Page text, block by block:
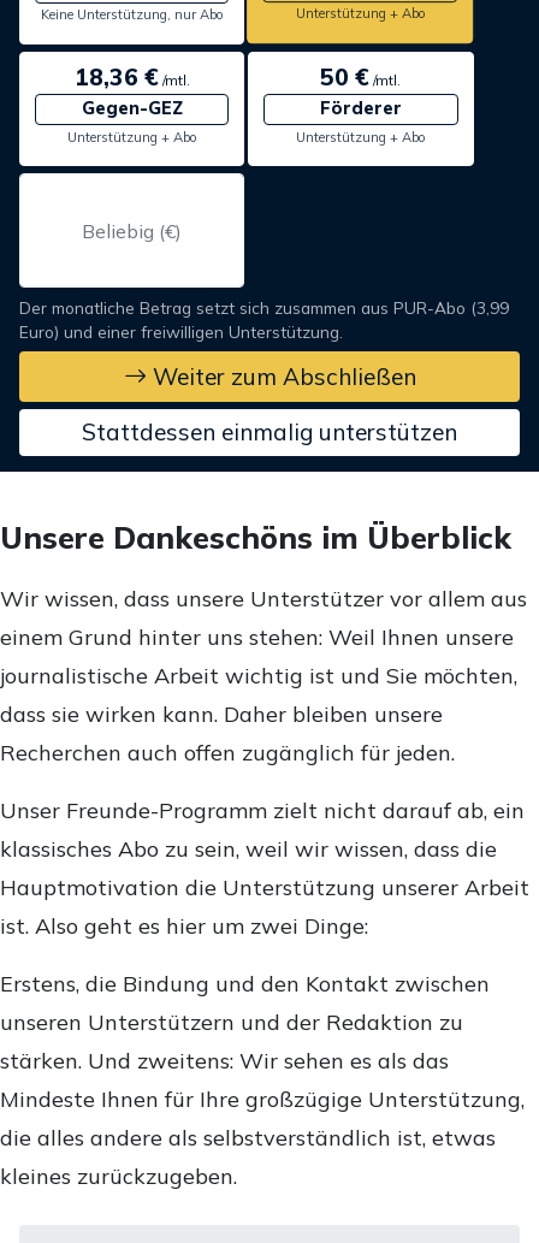
Keine Unterstützung, nur Abo Unterstützung + Abo
18,36 €/mtl.
Gegen-GEZ
Unterstützung + Abo
50 € /mtl.
Förderer
Unterstützung + Abo
Der monatliche Betrag setzt sich zusammen aus PUR-Abo (3,99
Euro) und einer freiwilligen Unterstützung.
Weiter zum Abschließen
Stattdessen einmalig unterstützen
Unsere Dankeschöns im Überblick
Wir wissen, dass unsere Unterstützer vor allem aus
einem Grund hinter uns stehen: Weil Ihnen unsere
journalistische Arbeit wichtig ist und Sie möchten,
dass sie wirken kann. Daher bleiben unsere
Recherchen auch offen zugänglich für jeden.
Unser Freunde-Programm zielt nicht darauf ab, ein
klassisches Abo zu sein, weil wir wissen, dass die
Hauptmotivation die Unterstützung unserer Arbeit
ist. Also geht es hier um zwei Dinge:
Erstens, die Bindung und den Kontakt zwischen
unseren Unterstützern und der Redaktion zu
stärken. Und zweitens: Wir sehen es als das
Mindeste Ihnen für Ihre großzügige Unterstützung,
die alles andere als selbstverständlich ist, etwas
kleines zurückzugeben.